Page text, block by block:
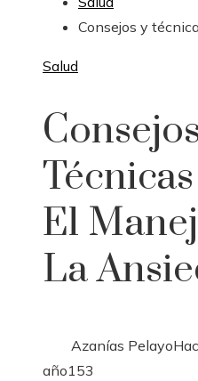
Consejos y
Salud
El
La
Azanías Pelayo
año153